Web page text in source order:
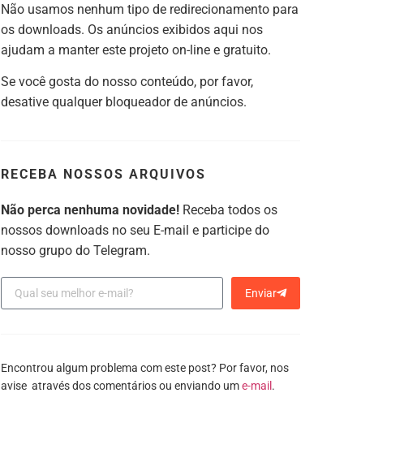
Não usamos nenhum tipo de redirecionamento para
os downloads. Os anúncios exibidos aqui nos
ajudam a manter este projeto on-line e gratuito.
Se você gosta do nosso conteúdo, por favor,
desative qualquer bloqueador de anúncios.
RECEBA NOSSOS ARQUIVOS
Não perca nenhuma novidade!Receba todos os
nossos downloads no seu E-mail e participe do
nosso grupo do Telegram.
Enviar
Encontrou algum problema com este post? Por favor, nos
avise através dos comentários ou enviando ume-mail .